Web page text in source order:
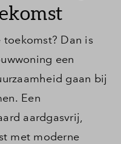
Dan is
een
gaan bij
Een
aardgasvrij,
met moderne